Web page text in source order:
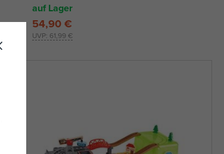
auf Lager
UVP: 61,99 €
54,90 €